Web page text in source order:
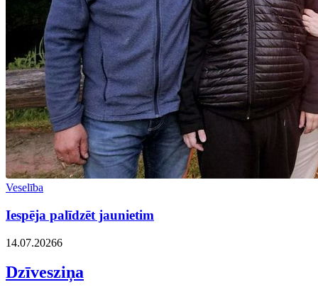
Veselība
Iespēja palīdzēt jaunietim
14.07.20266
Dzīvesziņa